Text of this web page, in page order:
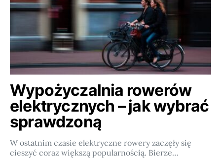
Wypożyczalnia rowerów
elektrycznych – jak wybrać
sprawdzoną
W ostatnim czasie elektryczne rowery zaczęły się
cieszyć coraz większą popularnością. Bierze…